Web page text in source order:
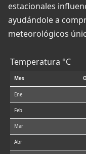
estacionales
ayudándole a
meteorológicos
Temperatura °C
Mes
Ene
Feb
Mar
Abr